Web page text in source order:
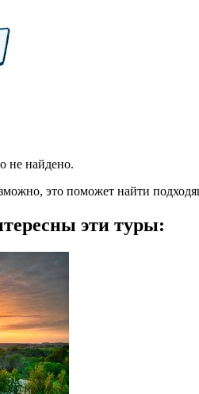
не найдено.
это поможет найти
эти туры: